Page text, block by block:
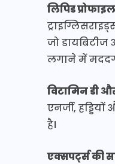
लिपिड
जो डायबिटीज
लगाने में
विटामिन डी
एनर्जी,
है।
एक्सपर्ट्स की